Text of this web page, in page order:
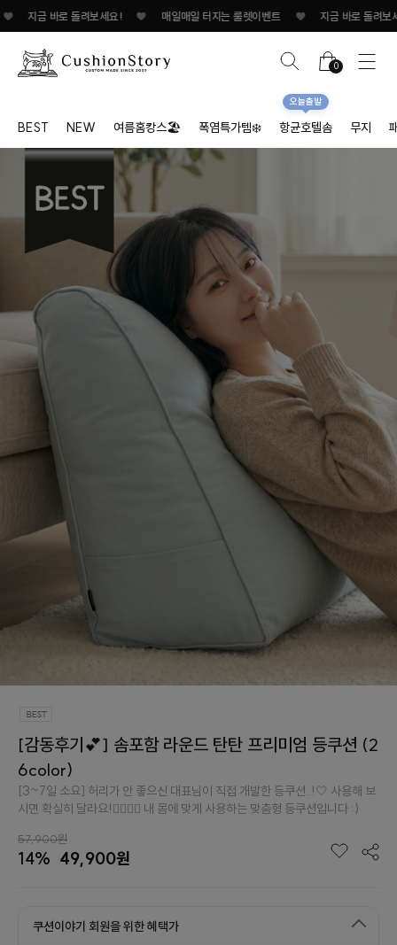
로 돌려보세요! ♥ 매일매일 터지는 룰렛이벤트 ♥ 지금 바로 돌려보세요!/
0
BEST NEW 여름홈캉스🏖 폭염특가템❄️ 항균호텔솜
오늘출발
무지
[감동후기💕] 솜포함 라운드 탄탄 프리미엄 등쿠션 (2
6color)
[3~7일 소요] 허리가 안 좋으신 대표님이 직접 개발한 등쿠션..!🤍 사용해 보
시면 확실히 달라요!👉🏻👈🏻 내 몸에 맞게 사용하는 맞춤형 등쿠션입니다 :)
57,900원
14% 49,900원
쿠션이야기 회원을 위한 혜택가